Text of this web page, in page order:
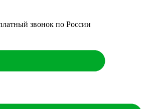
звонок по России